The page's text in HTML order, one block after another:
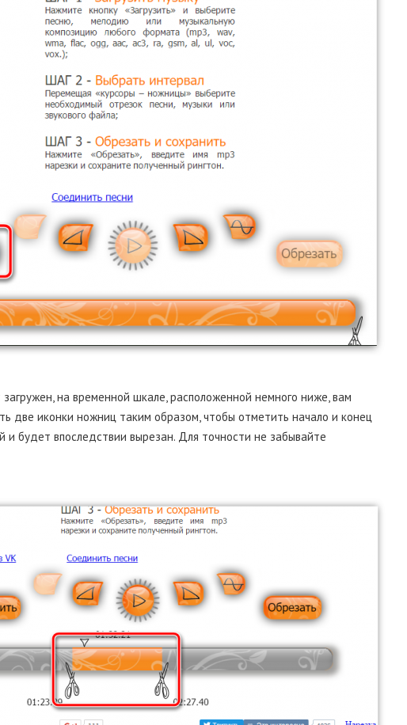
на временной шкале, расположенной немного ниже, вам
две иконки ножниц таким образом, чтобы отметить начало и конец
и будет впоследствии вырезан. Для точности не забывайте